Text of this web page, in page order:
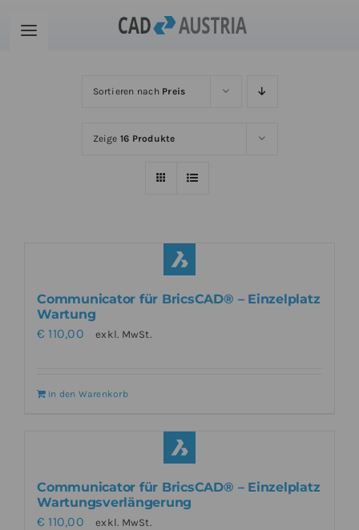
InhaltToggle
Warenkorb
Sortieren nach Preis
Zeige 16 Produkte
Communicator für BricsCAD® – Einzelplatz
Wartung
€ 110,00 exkl. MwSt.
In den Warenkorb
Communicator für BricsCAD® – Einzelplatz
Wartungsverlängerung
€ 110,00 exkl. MwSt.